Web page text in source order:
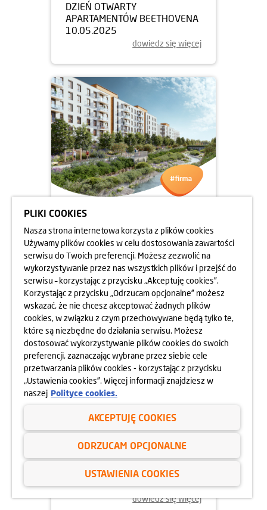
DZIEŃ OTWARTY
APARTAMENTÓW BEETHOVENA
10.05.2025
dowiedz się więcej
05.05.2025
DZIEŃ OTWARTY
MOKOTOWA SPORTOWEGO
10.05.2025
dowiedz się więcej
24.04.2025
800 MIESZKAŃ BEZ WKŁADU
WŁASNEGO
dowiedz się więcej
PLIKI COOKIES
Nasza strona internetowa korzysta z plików cookies
Używamy plików cookies w celu dostosowania zawartości
serwisu do Twoich preferencji. Możesz zezwolić na
wykorzystywanie przez nas wszystkich plików i przejść do
serwisu – korzystając z przycisku „Akceptuję cookies”.
Korzystając z przycisku „Odrzucam opcjonalne” możesz
wskazać, że nie chcesz akceptować żadnych plików
cookies, w związku z czym przechowywane będą tylko te,
które są niezbędne do działania serwisu. Możesz
dostosować wykorzystywanie plików cookies do swoich
preferencji, zaznaczając wybrane przez siebie cele
przetwarzania plików cookies - korzystając z przycisku
„Ustawienia cookies”. Więcej informacji znajdziesz w
naszej Polityce cookies.
AKCEPTUJĘ COOKIES
ODRZUCAM OPCJONALNE
USTAWIENIA COOKIES